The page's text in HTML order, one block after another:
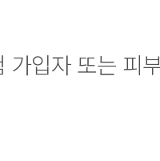
가입자 또는 피